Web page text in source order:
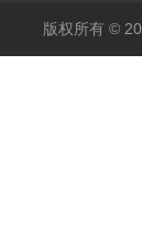
版权所有 ©